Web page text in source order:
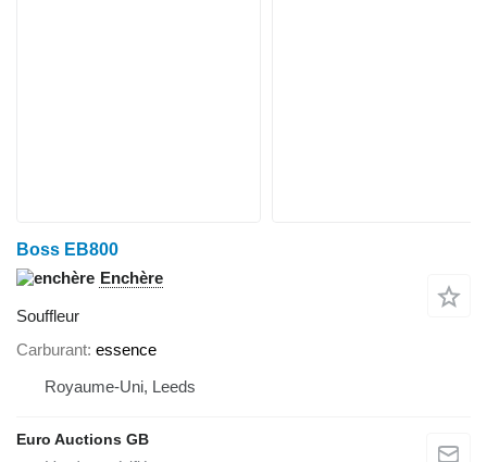
Boss EB800
Enchère
Souffleur
Carburant essence
Royaume-Uni, Leeds
Euro Auctions GB